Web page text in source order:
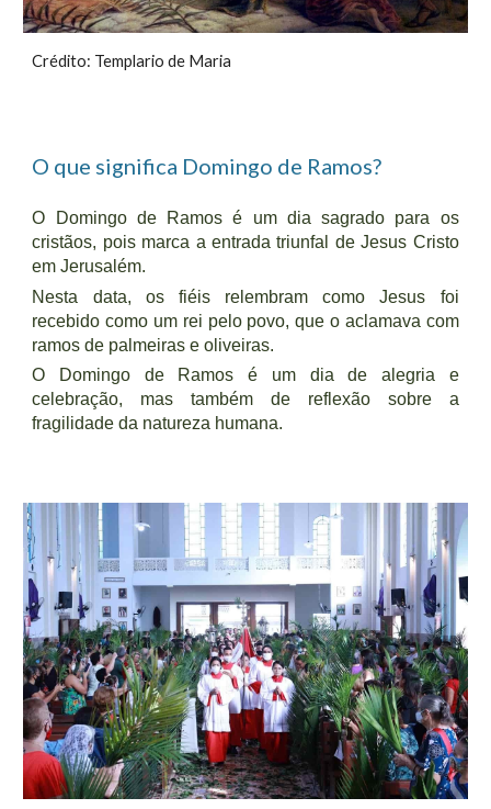
Crédito: Templario de Maria
O que significa Domingo de Ramos?
O Domingo de Ramos é um dia sagrado para os
cristãos, pois marca a entrada triunfal de Jesus Cristo
em Jerusalém.
Nesta data, os fiéis relembram como Jesus foi
recebido como um rei pelo povo, que o aclamava com
ramos de palmeiras e oliveiras.
O Domingo de Ramos é um dia de alegria e
celebração, mas também de reflexão sobre a
fragilidade da natureza humana.